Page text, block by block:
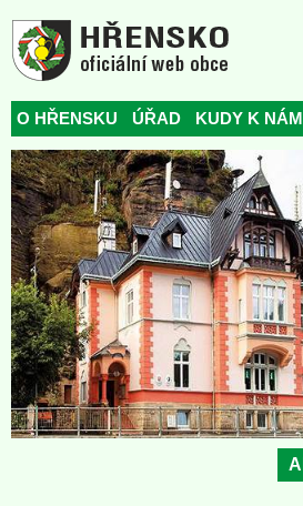
O HŘENSKU ÚŘAD KUDY K NÁM